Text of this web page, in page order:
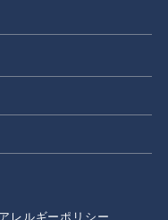
アレルギーポリシー